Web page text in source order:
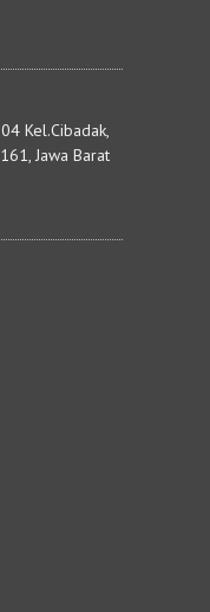
Kel.Cibadak,
Jawa Barat